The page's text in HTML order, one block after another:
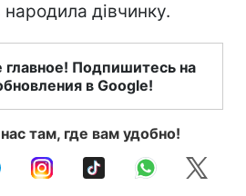
народила дівчинку.
главное! Подпишитесь на
в Google!
там, где вам удобно!